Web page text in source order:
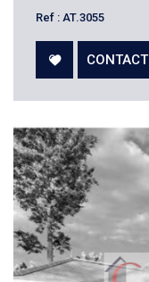
Ref : AT.3055
CONTACT